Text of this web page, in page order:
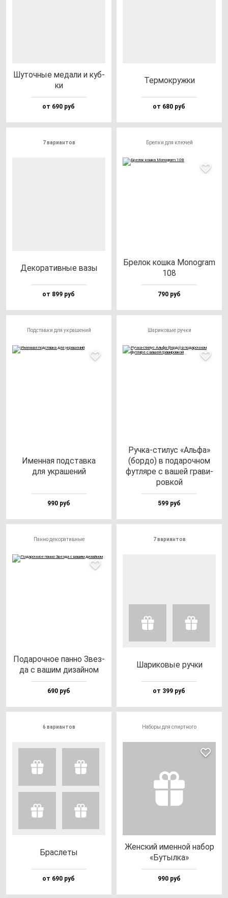
Шуточ­ные ме­да­ли и куб­
ки
от 690 руб
Тер­мок­руж­ки
от 680 руб
7 вариантов
Деко­ра­тив­ные ва­зы
от 899 руб
Брелки для ключей
Бре­лок кош­ка Monog­ram
108
790 руб
Подставки для украшений
Имен­ная под­став­ка
для ук­ра­ше­ний
990 руб
Шариковые ручки
Руч­ка-сти­лус «Аль­фа»
(бор­до) в по­да­роч­ном
фут­ля­ре с ва­шей гра­ви­
ров­кой
599 руб
Панно декоративные
Пода­роч­ное пан­но Звез­
да с ва­шим ди­зай­ном
690 руб
7 вариантов
Шари­ко­вые руч­ки
от 399 руб
6 вариантов
Брас­ле­ты
от 690 руб
Наборы для спиртного
Жен­ский имен­ной на­бор
«Бутыл­ка»
990 руб